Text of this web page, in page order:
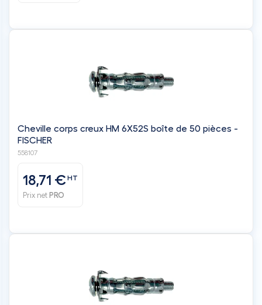
Cheville corps creux HM 6X52S boîte de 50 pièces -
FISCHER
558107
18,71 €HT
Prix net PRO